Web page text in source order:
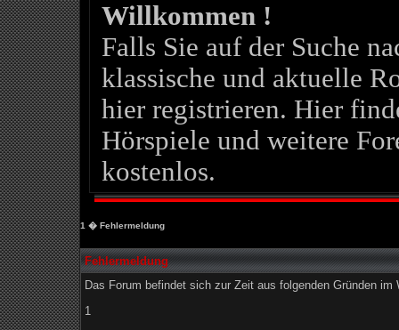
Willkommen !
Falls Sie auf der Suche
klassische und aktuelle
hier registrieren. Hier
Hörspiele und weitere
kostenlos.
1 � Fehlermeldung
Fehlermeldung
Das Forum befindet sich zur Zeit aus folgenden Gründen im
1